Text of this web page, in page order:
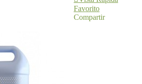
Favorito
Compartir